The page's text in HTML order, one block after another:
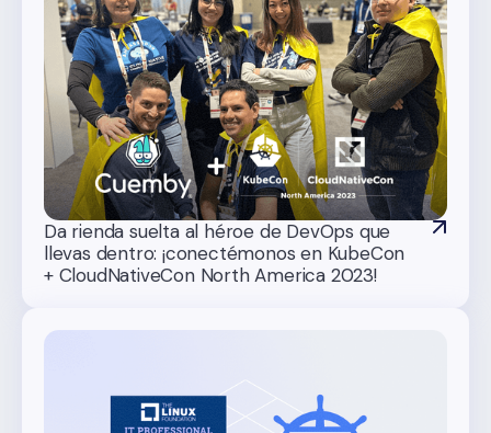
Da rienda suelta al héroe de DevOps que
llevas dentro: ¡conectémonos en KubeCon
+ CloudNativeCon North America 2023!